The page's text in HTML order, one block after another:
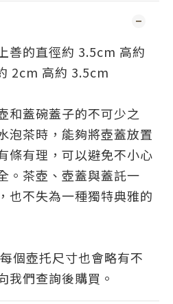
上善的直徑約 3.5cm 高約
2cm 高約 3.5cm
和蓋碗蓋子的不可少之
泡茶時，能夠將壺蓋放置
條有理，可以避免不小心
。茶壺、壺蓋與蓋託一
也不失為一種獨特典雅的
個壺托尺寸也會略有不
我們查詢後購買。